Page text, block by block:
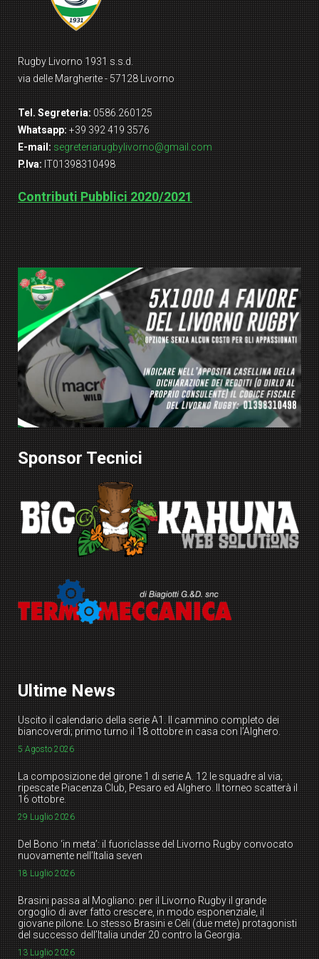
Rugby Livorno 1931 s.s.d.
via delle Margherite - 57128 Livorno
Tel. Segreteria: 0586.260125
Whatsapp: +39 392 419 3576
E-mail: segreteriarugbylivorno@gmail.com
P.Iva: IT01398310498
Contributi Pubblici 2020/2021
Sponsor Tecnici
Ultime News
Uscito il calendario della serie A1. Il cammino completo dei
biancoverdi; primo turno il 18 ottobre in casa con l’Alghero.
5 Agosto 2026
La composizione del girone 1 di serie A. 12 le squadre al via;
ripescate Piacenza Club, Pesaro ed Alghero. Il torneo scatterà il
16 ottobre.
29 Luglio 2026
Del Bono ‘in meta’: il fuoriclasse del Livorno Rugby convocato
nuovamente nell’Italia seven
18 Luglio 2026
Brasini passa al Mogliano: per il Livorno Rugby il grande
orgoglio di aver fatto crescere, in modo esponenziale, il
giovane pilone. Lo stesso Brasini e Celi (due mete) protagonisti
del successo dell’Italia under 20 contro la Georgia.
13 Luglio 2026